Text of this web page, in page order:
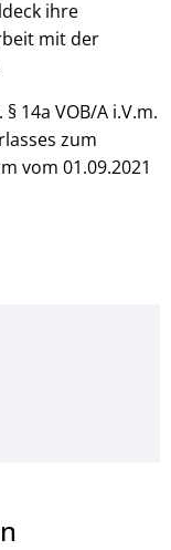
ihre
mit der
14a VOB/A i.V.m.
zum
vom 01.09.2021